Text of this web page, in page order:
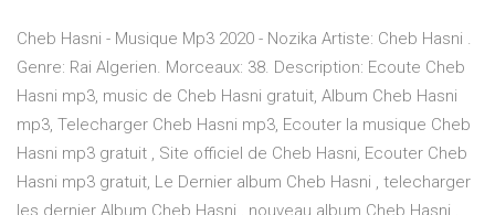
Cheb Hasni - Musique Mp3 2020 - Nozika Artiste: Cheb Hasni .
Genre: Rai Algerien. Morceaux: 38. Description: Ecoute Cheb
Hasni mp3, music de Cheb Hasni gratuit, Album Cheb Hasni
mp3, Telecharger Cheb Hasni mp3, Ecouter la musique Cheb
Hasni mp3 gratuit , Site officiel de Cheb Hasni, Ecouter Cheb
Hasni mp3 gratuit, Le Dernier album Cheb Hasni , telecharger